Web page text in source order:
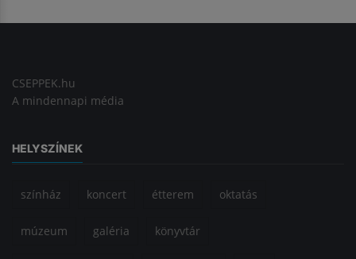
CSEPPEK.hu
A mindennapi média
HELYSZÍNEK
színház koncert étterem oktatás
múzeum galéria könyvtár